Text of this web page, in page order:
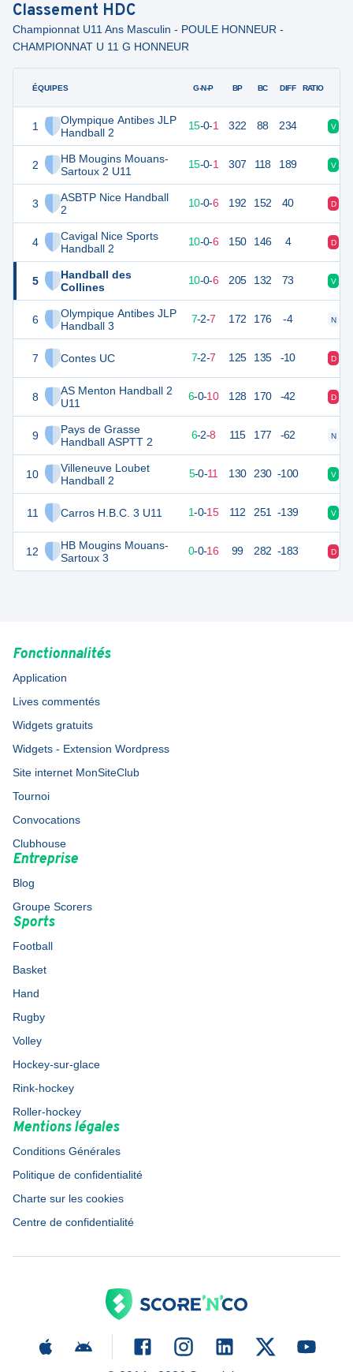
Classement HDC
Championnat U11 Ans Masculin - POULE HONNEUR -
CHAMPIONNAT U 11 G HONNEUR
ÉQUIPES
1
Olympique Antibes JLP
Handball 2
2
HB Mougins Mouans-
Sartoux 2 U11
3
ASBTP Nice Handball
2
4
Cavigal Nice Sports
Handball 2
5
Handball des
Collines
6
Olympique Antibes JLP
Handball 3
7 Contes UC
8
AS Menton Handball 2
U11
9
Pays de Grasse
Handball ASPTT 2
10
Villeneuve Loubet
Handball 2
11 Carros H.B.C. 3 U11
12
HB Mougins Mouans-
Sartoux 3
G-N-P BP BC DIFF RATIO
46 16 15-0-1 322 88 234 V
46 16 15-0-1 307 118 189 V
36 16 10-0-6 192 152 40 D
36 10-0-6 150 146 4 D
10-0-6 205 132 73 V
32 16 7-2-7 172 176 -4 N
7-2-7 125 135 -10 D
28 16 6-0-10 128 170 -42 D
28 6-2-8 115 177 -62 N
24 5-0-11 130 230 -100 V
18 1-0-15 112 251 -139 V
16 16 0-0-16 99 282 -183 D
Fonctionnalités
Application
Lives commentés
Widgets gratuits
Widgets - Extension Wordpress
Site internet MonSiteClub
Tournoi
Convocations
Clubhouse
Entreprise
Blog
Groupe Scorers
Sports
Football
Basket
Hand
Rugby
Volley
Hockey-sur-glace
Rink-hockey
Roller-hockey
Mentions légales
Conditions Générales
Politique de confidentialité
Charte sur les cookies
Centre de confidentialité